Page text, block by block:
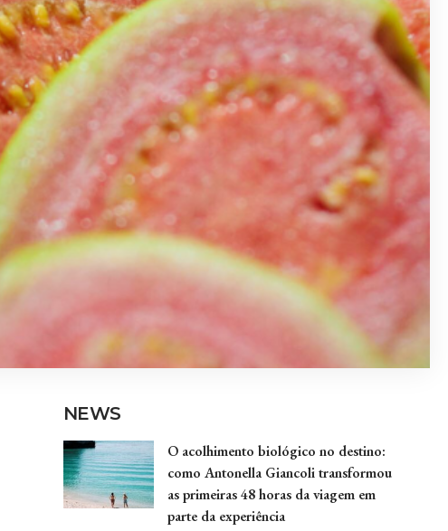
NEWS
O acolhimento biológico no destino:
como Antonella Giancoli transformou
as primeiras 48 horas da viagem em
parte da experiência